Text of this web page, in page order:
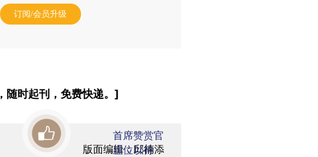
订阅/会员升级
，随时起刊，免费快递。]
版面编辑：邱楠添
首席赞赏官
虚位以待